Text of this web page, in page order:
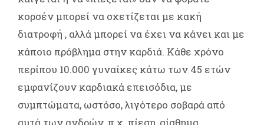
κορσέν μπορεί να σχετίζεται με κακή
διατροφή , αλλά μπορεί να έχει να κάνει και με
κάποιο πρόβλημα στην καρδιά. Κάθε χρόνο
περίπου 10.000 γυναίκες κάτω των 45 ετών
εμφανίζουν καρδιακά επεισόδια, με
συμπτώματα, ωστόσο, λιγότερο σοβαρά από
αυτά των ανδρών, π.χ. πίεση, αίσθημα